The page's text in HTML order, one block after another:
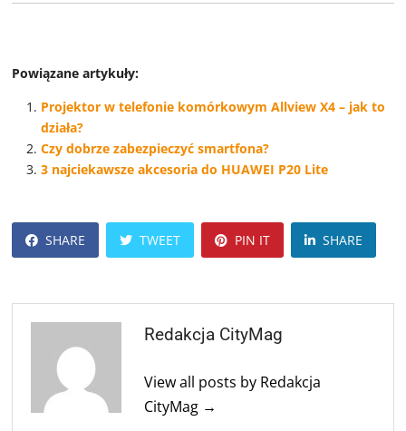
Powiązane artykuły:
Projektor w telefonie komórkowym Allview X4 – jak to
działa?
Czy dobrze zabezpieczyć smartfona?
3 najciekawsze akcesoria do HUAWEI P20 Lite
SHARE TWEET PIN IT SHARE
Redakcja CityMag
View all posts by Redakcja
CityMag →